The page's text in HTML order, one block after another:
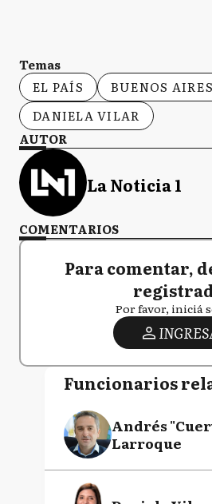
Temas
EL PAÍS
BUENOS AIRES
DANIELA VILAR
AUTOR
La Noticia 1
COMENTARIOS
Para comentar,
Por favor, iniciá
Funcionarios
Andrés
Larroque